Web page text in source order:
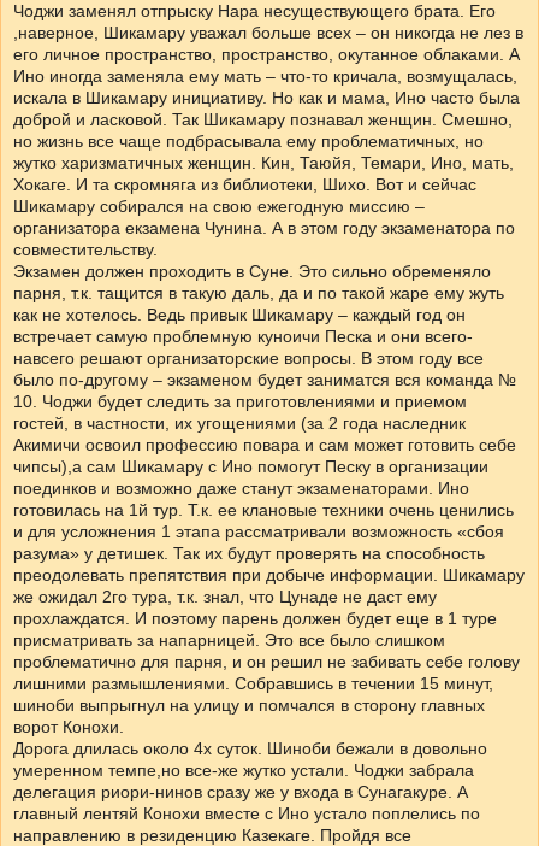
Чоджи заменял отпрыску Нара несуществующего брата. Его
,наверное, Шикамару уважал больше всех – он никогда не лез в
его личное пространство, пространство, окутанное облаками. А
Ино иногда заменяла ему мать – что-то кричала, возмущалась,
искала в Шикамару инициативу. Но как и мама, Ино часто была
доброй и ласковой. Так Шикамару познавал женщин. Смешно,
но жизнь все чаще подбрасывала ему проблематичных, но
жутко харизматичных женщин. Кин, Таюйя, Темари, Ино, мать,
Хокаге. И та скромняга из библиотеки, Шихо. Вот и сейчас
Шикамару собирался на свою ежегодную миссию –
организатора екзамена Чунина. А в этом году экзаменатора по
совместительству.
Экзамен должен проходить в Суне. Это сильно обременяло
парня, т.к. тащится в такую даль, да и по такой жаре ему жуть
как не хотелось. Ведь привык Шикамару – каждый год он
встречает самую проблемную куноичи Песка и они всего-
навсего решают организаторские вопросы. В этом году все
было по-другому – экзаменом будет заниматся вся команда №
10. Чоджи будет следить за приготовлениями и приемом
гостей, в частности, их угощениями (за 2 года наследник
Акимичи освоил профессию повара и сам может готовить себе
чипсы),а сам Шикамару с Ино помогут Песку в организации
поединков и возможно даже станут экзаменаторами. Ино
готовилась на 1й тур. Т.к. ее клановые техники очень ценились
и для усложнения 1 этапа рассматривали возможность «сбоя
разума» у детишек. Так их будут проверять на способность
преодолевать препятствия при добыче информации. Шикамару
же ожидал 2го тура, т.к. знал, что Цунаде не даст ему
прохлаждатся. И поэтому парень должен будет еще в 1 туре
присматривать за напарницей. Это все было слишком
проблематично для парня, и он решил не забивать себе голову
лишними размышлениями. Собравшись в течении 15 минут,
шиноби выпрыгнул на улицу и помчался в сторону главных
ворот Конохи.
Дорога длилась около 4х суток. Шиноби бежали в довольно
умеренном темпе,но все-же жутко устали. Чоджи забрала
делегация риори-нинов сразу же у входа в Сунагакуре. А
главный лентяй Конохи вместе с Ино устало поплелись по
направлению в резиденцию Казекаге. Пройдя все